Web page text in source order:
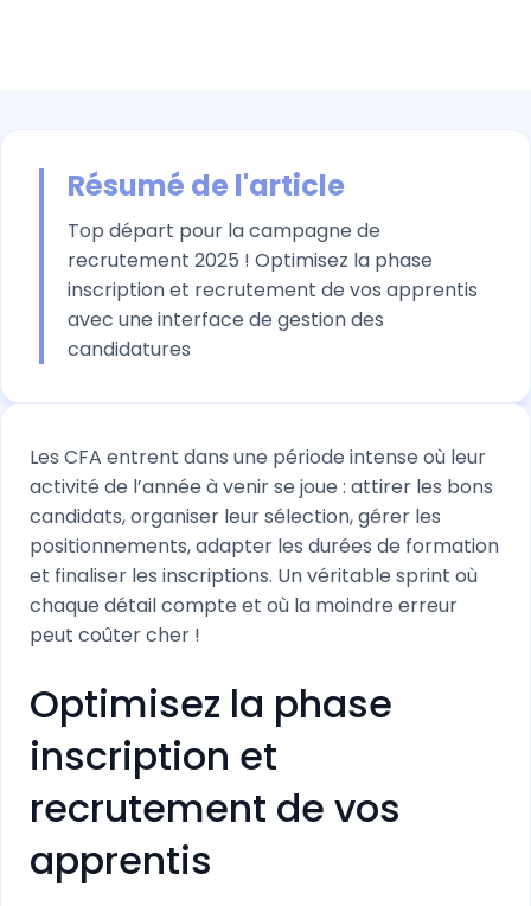
Résumé de l'article
Top départ pour la campagne de
recrutement 2025 ! Optimisez la phase
inscription et recrutement de vos apprentis
avec une interface de gestion des
candidatures
Les CFA entrent dans une période intense où leur
activité de l’année à venir se joue : attirer les bons
candidats, organiser leur sélection, gérer les
positionnements, adapter les durées de formation
et finaliser les inscriptions. Un véritable sprint où
chaque détail compte et où la moindre erreur
peut coûter cher !
Optimisez la phase
inscription et
recrutement de vos
apprentis